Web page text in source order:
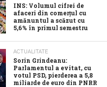
INS: Volumul cifrei de
afaceri din comerțul cu
amănuntul a scăzut cu
5,6% în primul semestru
ACTUALITATE
Sorin Grindeanu:
Parlamentul a evitat, cu
votul PSD, pierderea a 5,8
miliarde de euro din PNRR